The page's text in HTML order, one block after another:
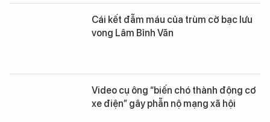
Cái kết đẫm máu của trùm cờ bạc lưu
vong Lâm Bỉnh Văn
Video cụ ông “biến chó thành động cơ
xe điện” gây phẫn nộ mạng xã hội